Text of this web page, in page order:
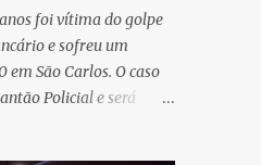
básica, da
e da
de saúde.
de demandas
foi vítima do golpe
e sofreu um
em São Carlos. O caso
Policial e será